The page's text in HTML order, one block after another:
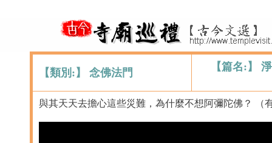
【類別:】 念佛法門 【篇名:】
與其天天去擔心這些災難，為什麼不想阿彌陀佛？ （